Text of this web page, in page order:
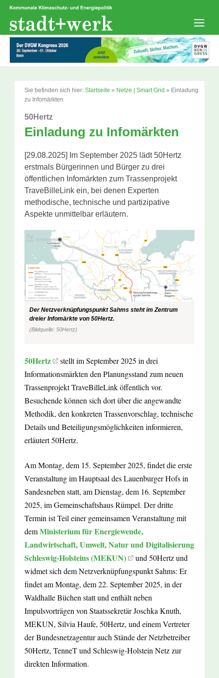
Zum
springen
Sie befinden sich hier: Startseite » Netze | Smart Grid » Einladung
zu Infomärkten
50Hertz
Einladung zu Infomärkten
[29.08.2025] Im September 2025 lädt 50Hertz
erstmals Bürgerinnen und Bürger zu drei
öffentlichen Infomärkten zum Trassenprojekt
TraveBilleLink ein, bei denen Experten
methodische, technische und partizipative
Aspekte unmittelbar erläutern.
Der Netzverknüpfungspunkt Sahms steht im Zentrum
dreier Infomärkte von 50Hertz.
(Bildquelle: 50Hertz)
50Hertz
stellt im September 2025 in drei
Informationsmärkten den Planungsstand zum neuen
Trassenprojekt TraveBilleLink öffentlich vor.
Besuchende können sich dort über die angewandte
Methodik, den konkreten Trassenvorschlag, technische
Details und Beteiligungsmöglichkeiten informieren,
erläutert 50Hertz.
Am Montag, dem 15. September 2025, findet die erste
Veranstaltung im Hauptsaal des Lauenburger Hofs in
Sandesneben statt, am Dienstag, dem 16. September
2025, im Gemeinschaftshaus Rümpel. Der dritte
Termin ist Teil einer gemeinsamen Veranstaltung mit
demMinisterium für Energiewende,
Landwirtschaft, Umwelt, Natur und Digitalisierung
Schleswig-Holsteins (MEKUN)
und 50Hertz und
widmet sich dem Netzverknüpfungspunkt Sahms: Er
findet am Montag, dem 22. September 2025, in der
Waldhalle Büchen statt und enthält neben
Impulsvorträgen von Staatssekretär Joschka Knuth,
MEKUN, Silvia Haufe, 50Hertz, und einem Vertreter
der Bundesnetzagentur auch Stände der Netzbetreiber
50Hertz, TenneT und Schleswig-Holstein Netz zur
direkten Information.